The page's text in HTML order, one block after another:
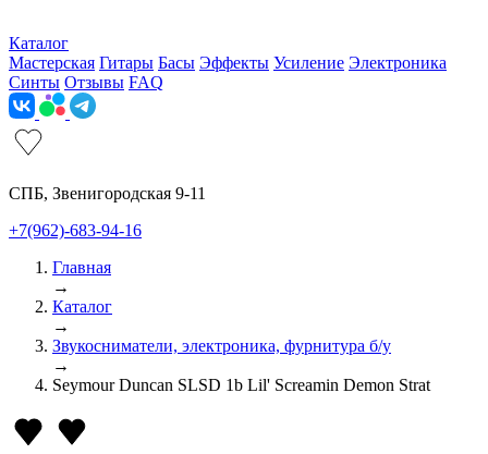
Каталог
Мастерская Гитары Басы Эффекты Усиление Электроника
Синты Отзывы FAQ
СПБ, Звенигородская 9-11
+7(962)-683-94-16
Главная
→
Каталог
→
Звукосниматели, электроника, фурнитура б/у
→
Seymour Duncan SLSD 1b Lil' Screamin Demon Strat